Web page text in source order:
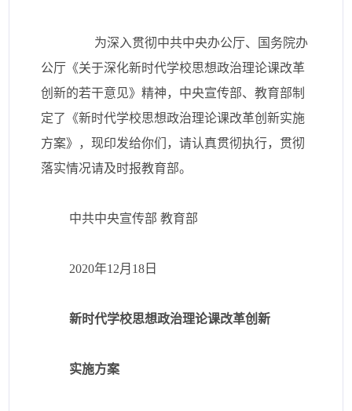
为深入贯彻中共中央办公厅、国务院办
公厅《关于深化新时代学校思想政治理论课改革
创新的若干意见》精神，中央宣传部、教育部制
定了《新时代学校思想政治理论课改革创新实施
方案》，现印发给你们，请认真贯彻执行，贯彻
落实情况请及时报教育部。
中共中央宣传部 教育部
2020年12月18日
新时代学校思想政治理论课改革创新
实施方案